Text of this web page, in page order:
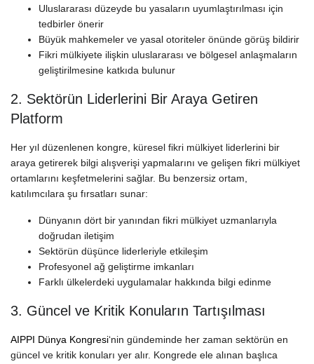
Uluslararası düzeyde bu yasaların uyumlaştırılması için
tedbirler önerir
Büyük mahkemeler ve yasal otoriteler önünde görüş bildirir
Fikri mülkiyete ilişkin uluslararası ve bölgesel anlaşmaların
geliştirilmesine katkıda bulunur
2. Sektörün Liderlerini Bir Araya Getiren
Platform
Her yıl düzenlenen kongre, küresel fikri mülkiyet liderlerini bir
araya getirerek bilgi alışverişi yapmalarını ve gelişen fikri mülkiyet
ortamlarını keşfetmelerini sağlar. Bu benzersiz ortam,
katılımcılara şu fırsatları sunar:
Dünyanın dört bir yanından fikri mülkiyet uzmanlarıyla
doğrudan iletişim
Sektörün düşünce liderleriyle etkileşim
Profesyonel ağ geliştirme imkanları
Farklı ülkelerdeki uygulamalar hakkında bilgi edinme
3. Güncel ve Kritik Konuların Tartışılması
AIPPI Dünya Kongresi‘nin gündeminde her zaman sektörün en
güncel ve kritik konuları yer alır. Kongrede ele alınan başlıca